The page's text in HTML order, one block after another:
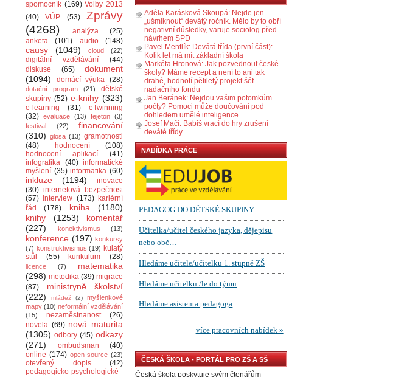
spomocník (169) Volby 2013
(40)
VÚP (53)
Zprávy
(4268)
analýza
(25)
anketa
(101) audio (148)
causy (1049) cloud (22)
digitální vzdělávání
(44)
diskuse
(65)
dokument
(1094)
domácí výuka (28)
dotační program (21)
dětské
skupiny (52) e-knihy (323)
e-learning (31)
eTwinning
(32) evaluace (13) fejeton (3)
festival
(22)
financování
(310) glosa (13) gramotnosti
(48)
hodnocení
(108)
hodnocení aplikací
(41)
infografika (40) informatické
myšlení (35) informatika (60)
inkluze (1194)
inovace
(30) internetová bezpečnost
(57) interview (173) kariérní
řád
(178) kniha
(1180)
knihy
(1253)
komentář
(227)
konektivismus (13)
konference (197) konkursy
(7) konstruktivismus (19) kulatý
stůl
(55) kurikulum (28)
licence (7)
matematika
(298) metodika (39) migrace
(87)
ministryně školství
(222)
mládež (2)
myšlenkové
mapy (10) neformální vzdělávání
(15)
nezaměstnanost
(26)
novela (69) nová maturita
(1305) odbory (45) odkazy
(271)
ombudsman
(40)
online (174) open source (23)
otevřený dopis
(42)
pedagogicko-psychologické
Adéla Karásková Skoupá: Nejde jen
„ušmiknout“ devátý ročník. Mělo by to obří
negativní důsledky, varuje sociolog před
návrhem SPD
Pavel Mentlík: Devátá třída (první část):
Kolik let má mít základní škola
Markéta Hronová: Jak pozvednout české
školy? Máme recept a není to ani tak
drahé, hodnotí pětiletý projekt šéf
nadačního fondu
Jan Beránek: Nejdou vašim potomkům
počty? Pomoci může doučování pod
dohledem umělé inteligence
Josef Mačí: Babiš vrací do hry zrušení
deváté třídy
NABÍDKA PRÁCE
ČESKÁ ŠKOLA - PORTÁL PRO ZŠ A SŠ
Česká škola poskytuje svým čtenářům